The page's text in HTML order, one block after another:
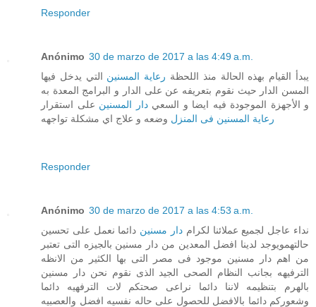
Responder
Anónimo 30 de marzo de 2017 a las 4:49 a.m.
يبدأ القيام بهذه الحالة منذ اللحظة رعاية المسنين التي يدخل فيها
المسن الدار حيث نقوم بتعريفه عن على الدار و البرامج المعدة به
و الأجهزة الموجودة فيه ايضا و السعيدار المسنين على استقرار
رعاية المسنين فى المنزل وضعه و علاج اي مشكلة تواجهه
Responder
Anónimo 30 de marzo de 2017 a las 4:53 a.m.
نداء عاجل لجميع عملائنا لكرام دار مسنين دائما نعمل على تحسين
حالتهمويوجد لدينا افضل المعدين من دار مسنين بالجيزه التى تعتبر
من اهم دار مسنين موجود فى مصر التى بها الكثير من الانظه
الترفيهه بجانب النظام الصحى الجيد الذى نقوم نحن دار مسنين
بالهرم بتنظيمه لاننا دائما نراعى صحتكم لات الترفهيه دائما
وشعوركم دائما بالافضل للحصول على حاله نفسيه افضل والعصبيه